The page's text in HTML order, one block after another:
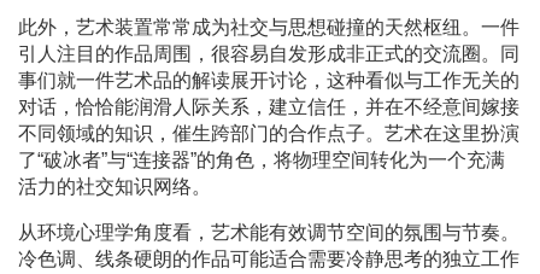
此外，艺术装置常常成为社交与思想碰撞的天然枢纽。一件
引人注目的作品周围，很容易自发形成非正式的交流圈。同
事们就一件艺术品的解读展开讨论，这种看似与工作无关的
对话，恰恰能润滑人际关系，建立信任，并在不经意间嫁接
不同领域的知识，催生跨部门的合作点子。艺术在这里扮演
了“破冰者”与“连接器”的角色，将物理空间转化为一个充满
活力的社交知识网络。
从环境心理学角度看，艺术能有效调节空间的氛围与节奏。
冷色调、线条硬朗的作品可能适合需要冷静思考的独立工作